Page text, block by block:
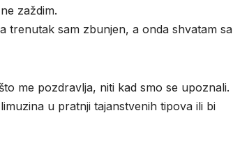
zaždim.
trenutak sam zbunjen, a onda shvatam sa
me pozdravlja, niti kad smo se upoznali.
u pratnji tajanstvenih tipova ili bi